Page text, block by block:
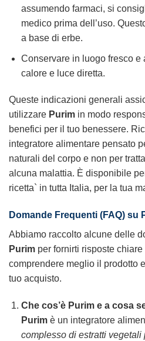
assumendo farmaci, si
medico prima dell’uso.
a base di erbe.
Conservare in luogo fresco e
calore e luce diretta.
Queste indicazioni generali
utilizzare Purim in modo
benefici per il tuo benessere.
integratore alimentare pensato
naturali del corpo e non per
alcuna malattia. È disponibile
ricetta` in tutta Italia, per la tua
Domande Frequenti (FAQ) su
Abbiamo raccolto alcune delle
Purim per fornirti risposte
comprendere meglio il prodotto
tuo acquisto.
Che cos’è Purime a cosa
Purimè un integratore
complesso di estratti vegetali